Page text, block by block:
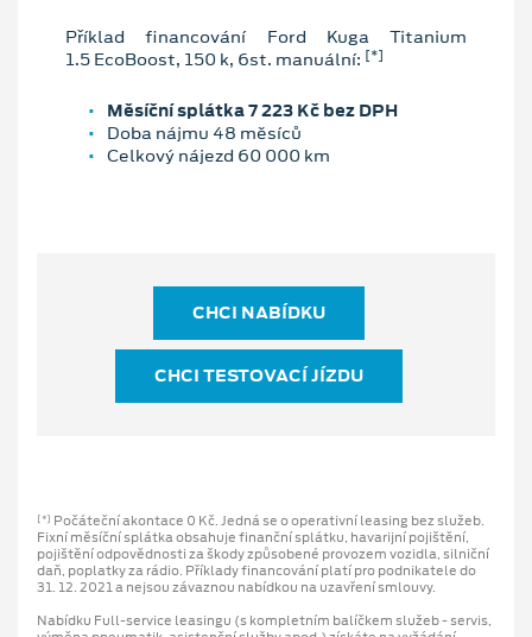
Příklad financování Ford Kuga Titanium
1.5 EcoBoost, 150 k, 6st. manuální: [*]
Měsíční splátka 7 223 Kč bez DPH
Doba nájmu 48 měsíců
Celkový nájezd 60 000 km
CHCI NABÍDKU
CHCI TESTOVACÍ JÍZDU
[*] Počáteční akontace 0 Kč. Jedná se o operativní leasing bez služeb.
Fixní měsíční splátka obsahuje finanční splátku, havarijní pojištění,
pojištění odpovědnosti za škody způsobené provozem vozidla, silniční
daň, poplatky za rádio. Příklady financování platí pro podnikatele do
31. 12. 2021 a nejsou závaznou nabídkou na uzavření smlouvy.
Nabídku Full-service leasingu (s kompletním balíčkem služeb - servis,